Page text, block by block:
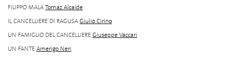
FILIPPO MALATomaz Alcaide
IL CANCELLIERE DI RAGUSAGiulio Cirino
UN FAMIGLIO DEL CANCELLIEREGiuseppe Vaccari
UN FANTEAmerigo Neri